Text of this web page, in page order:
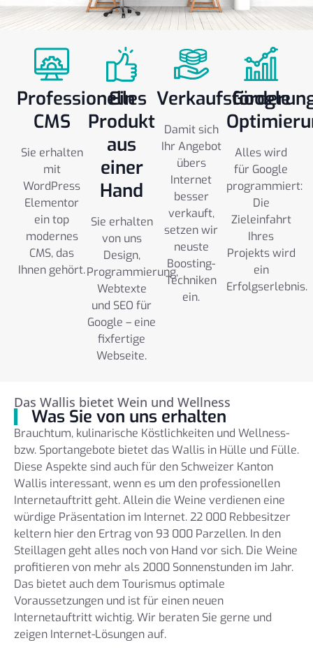
Professionelles
CMS
Sie erhalten
mit
WordPress
Elementor
ein top
modernes
CMS, das
Ihnen gehört.
Ein
Produkt
aus
einer
Hand
Sie erhalten
von uns
Design,
Programmierung,
Webtexte
und SEO für
Google – eine
fixfertige
Webseite.
Damit sich
Ihr Angebot
übers
Internet
besser
verkauft,
setzen wir
neuste
Boosting-
Techniken
ein.
Google
Alles wird
für Google
programmiert:
Die
Zieleinfahrt
Ihres
Projekts wird
ein
Erfolgserlebnis.
Das Wallis bietet Wein und Wellness
Was Sie von uns erhalten
Brauchtum, kulinarische Köstlichkeiten und Wellness-
bzw. Sportangebote bietet das Wallis in Hülle und Fülle.
Diese Aspekte sind auch für den Schweizer Kanton
Wallis interessant, wenn es um den professionellen
Internetauftritt geht. Allein die Weine verdienen eine
würdige Präsentation im Internet. 22 000 Rebbesitzer
keltern hier den Ertrag von 93 000 Parzellen. In den
Steillagen geht alles noch von Hand vor sich. Die Weine
profitieren von mehr als 2000 Sonnenstunden im Jahr.
Das bietet auch dem Tourismus optimale
Voraussetzungen und ist für einen neuen
Internetauftritt wichtig. Wir beraten Sie gerne und
zeigen Internet-Lösungen auf.